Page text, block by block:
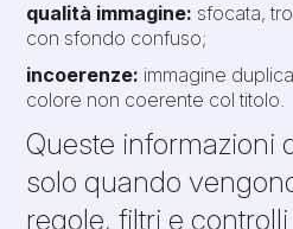
qualità immagine: sfocata,
con sfondo confuso;
incoerenze: immagine
colore non coerente col titolo.
Queste informazioni
solo quando
regole, filtri e